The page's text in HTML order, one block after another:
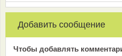
Добавить сообщение
Чтобы добавлять